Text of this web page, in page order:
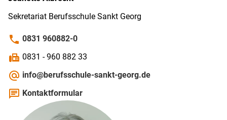
Sekretariat Berufs­schule Sankt Georg
phone 0831 960882-0
fax 0831 - 960 882 33
alternate_email info@berufsschule-sankt-georg.de
chat Kontaktformular